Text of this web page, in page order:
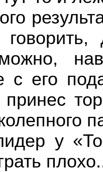
с его
принес
у